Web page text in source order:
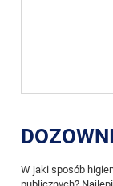
W jaki sposób